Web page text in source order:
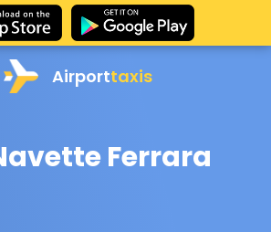
Airporttaxis
Ferrara